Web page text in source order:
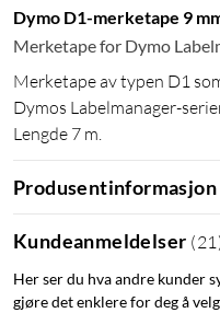
Dymo D1-merketape 9
Merketape for Dymo
Merketape av typen D1
Dymos Labelmanager-
Lengde 7 m.
Produsentinformasjon
Kundeanmeldelser (21
Her ser du hva andre kunder
gjøre det enklere for deg å